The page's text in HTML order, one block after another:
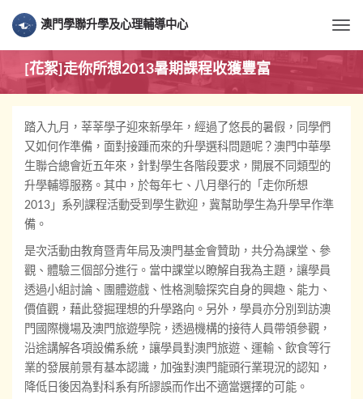
澳門學聯升學及心理輔導中心
[花絮]走你所想2013暑期課程收獲豐富
踏入九月，莘莘學子迎來新學年，經過了悠長的暑假，同學們
又如何作準備，面對接踵而來的升學選科問題呢？澳門中華學
生聯合總會近五年來，針對學生各階段要求，開展不同類型的
升學輔導服務。其中，於每年七、八月舉行的「走你所想
2013」系列課程活動受到學生歡迎，冀幫助學生為升學早作準
備。
是次活動由教育暨青年局及澳門基金會贊助，共分為課堂、參
觀、體驗三個部分進行。當中課堂以瞭解自我為主題，讓學員
透過小組討論、團體遊戲、性格測驗探究自身的興趣、能力、
價值觀，藉此發掘理想的升學路向。另外，學員亦分別到訪澳
門國際機場及澳門旅遊學院，透過機構的接待人員帶領參觀，
沿途講解各項設備系統，讓學員對澳門旅遊、運輸、飲食等行
業的發展前景有基本認識，加強對澳門龍頭行業現況的認知，
降低日後因為對科系有所謬誤而作出不適當選擇的可能。